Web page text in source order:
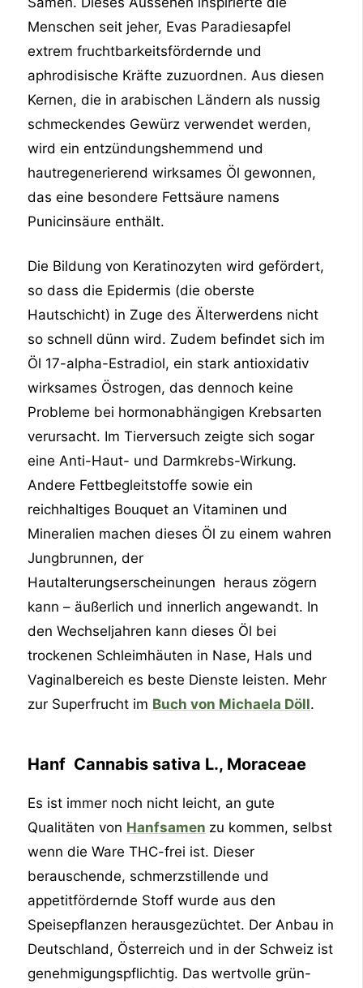
Menschen seit jeher, Evas Paradiesapfel
extrem fruchtbarkeitsfördernde und
aphrodisische Kräfte zuzuordnen. Aus diesen
Kernen, die in arabischen Ländern als nussig
schmeckendes Gewürz verwendet werden,
wird ein entzündungshemmend und
hautregenerierend wirksames Öl gewonnen,
das eine besondere Fettsäure namens
Punicinsäure enthält.
Die Bildung von Keratinozyten wird gefördert,
so dass die Epidermis (die oberste
Hautschicht) in Zuge des Älterwerdens nicht
so schnell dünn wird. Zudem befindet sich im
Öl 17-alpha-Estradiol, ein stark antioxidativ
wirksames Östrogen, das dennoch keine
Probleme bei hormonabhängigen Krebsarten
verursacht. Im Tierversuch zeigte sich sogar
eine Anti-Haut- und Darmkrebs-Wirkung.
Andere Fettbegleitstoffe sowie ein
reichhaltiges Bouquet an Vitaminen und
Mineralien machen dieses Öl zu einem wahren
Jungbrunnen, der
Hautalterungserscheinungen heraus zögern
kann – äußerlich und innerlich angewandt. In
den Wechseljahren kann dieses Öl bei
trockenen Schleimhäuten in Nase, Hals und
Vaginalbereich es beste Dienste leisten. Mehr
zur Superfrucht im Buch von Michaela Döll.
Hanf Cannabis sativa L., Moraceae
Es ist immer noch nicht leicht, an gute
Qualitäten von Hanfsamen zu kommen, selbst
wenn die Ware THC-frei ist. Dieser
berauschende, schmerzstillende und
appetitfördernde Stoff wurde aus den
Speisepflanzen herausgezüchtet. Der Anbau in
Deutschland, Österreich und in der Schweiz ist
genehmigungspflichtig. Das wertvolle grün-